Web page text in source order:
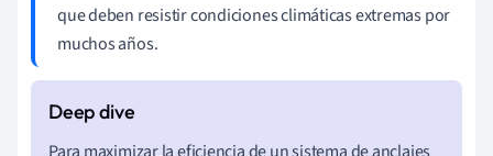
que deben resistir condiciones climáticas extremas por
muchos años.
Para maximizar la eficiencia de un sistema de anclajes